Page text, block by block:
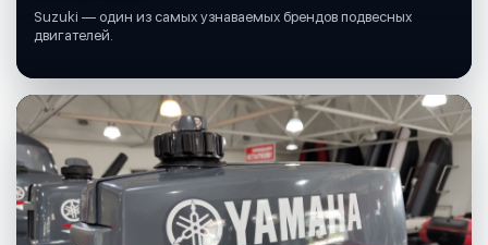
Suzuki — один из самых узнаваемых брендов подвесных
двигателей.